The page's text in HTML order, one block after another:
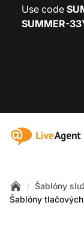
Use code
SUMMER-
:site.title
Home
/ Šablóny
Šablóny